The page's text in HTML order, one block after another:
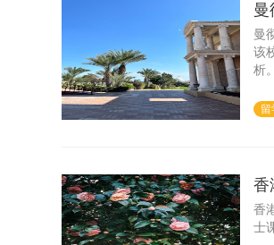
曼
该
析。
留
香
香
士